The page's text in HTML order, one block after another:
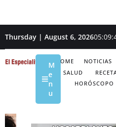
Thursday | August 6, 2026
HOME NOTICIAS
SALUD
HORÓSCOPO
M
e
n
u